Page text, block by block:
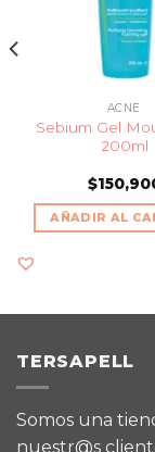
ACNÉ
Sebium Gel
200ml
$
AÑADIR AL
TERSAPELL
Somos una
nuestr@s